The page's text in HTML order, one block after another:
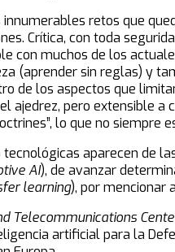
retos que
Crítica, con toda
con muchos de los
(aprender sin reglas) y
de los aspectos que
ajedrez, pero extensible
lo que no siempre
aparecen de
AI), de avanzar
learning), por mencionar
Telecommunications
artificial para la